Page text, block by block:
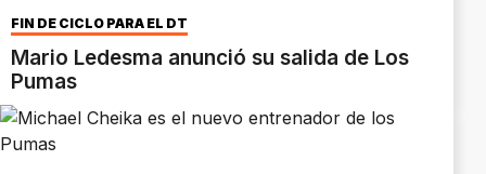
FIN DE CICLO PARA EL DT
Mario Ledesma anunció su salida de Los
Pumas